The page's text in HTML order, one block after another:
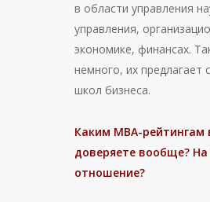
в области управления
управления,
экономике, финансах.
немного, их предлагает
школ бизнеса.
Каким MBA-рейтингам
доверяете вообще?
отношение?